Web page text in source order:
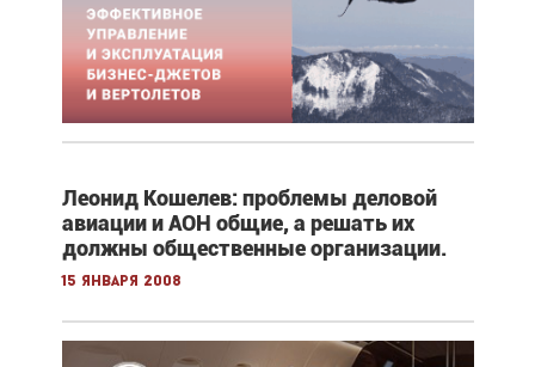
Леонид Кошелев: проблемы деловой
авиации и АОН общие, а решать их
должны общественные организации.
15 января 2008